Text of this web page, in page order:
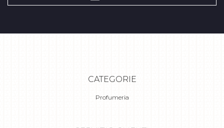
CATEGORIE
Profumeria